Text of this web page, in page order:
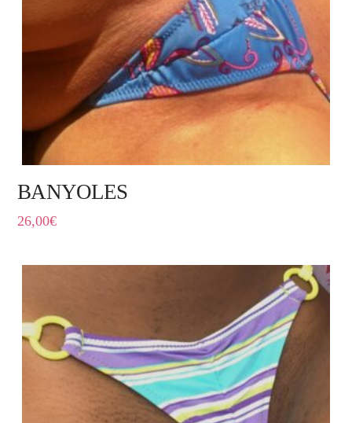
BANYOLES
26,00€